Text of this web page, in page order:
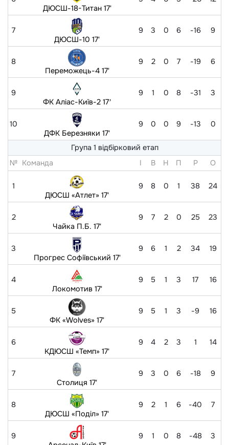
ДЮСШ-18-Титан 17'
7
ДЮСШ-10 17'
9 3 0 6 -16 9
8
Переможець-4 17'
9 2 0 7 -19 6
9
ФК Аліас-Київ-2 17ʼ
9 1 0 8 -31 3
10
ДФК Березняки 17'
9 0 0 9 -13 0
Група 1 відбірковий етап
№ Команда I В Н П Р O
1
ДЮСШ «Атлет» 17'
9 8 0 1 38 24
2
Чайка П.Б. 17'
9 7 2 0 25 23
3
Прогрес Софіївський 17'
9 6 1 2 34 19
4
Локомотив 17'
9 5 1 3 17 16
5
ФК «Wolves» 17'
9 5 1 3 -9 16
6
КДЮСШ «Темп» 17'
9 4 2 3 1 14
7
Столиця 17'
9 3 0 6 -18 9
8
ДЮСШ «Поділ» 17'
9 2 1 6 -40 7
9
9 1 0 8 -48 3